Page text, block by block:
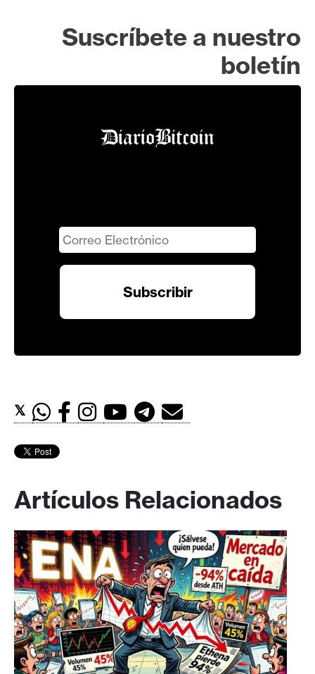
Suscríbete a nuestro
boletín
𝕏
Artículos Relacionados